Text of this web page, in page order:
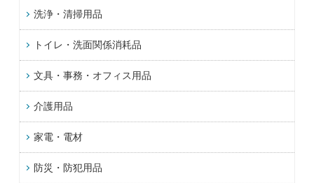
洗浄・清掃用品
トイレ・洗面関係消耗品
文具・事務・オフィス用品
介護用品
家電・電材
防災・防犯用品